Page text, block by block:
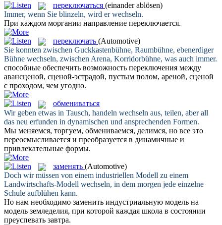
переключаться (einander ablösen)
Immer, wenn Sie blinzeln, wird erwechseln.
При каждом моргании направление переключается.
переключать (Automotive)
Sie konnten zwischen Guckkastenbühne, Raumbühne, ebenerdiger
Bühne wechseln, zwischen Arena, Korridorbühne, was auch immer.
способные обеспечить возможность переключения между
авансценой, сценой-эстрадой, пустым полом, ареной, сценой
с проходом, чем угодно.
обмениваться
Wir geben etwas in Tausch, handeln wechseln aus, teilen, aber all
das neu erfunden in dynamischen und ansprechenden Formen.
Мы меняемся, торгуем, обмениваемся, делимся, но все это
переосмысливается и преобразуется в динамичные и
привлекательные формы.
заменять (Automotive)
Doch wir müssen von einem industriellen Modell zu einem
Landwirtschafts-Modell wechseln, in dem morgen jede einzelne
Schule aufblühen kann.
Но нам необходимо заменить индустриальную модель на
модель земледелия, при которой каждая школа в состоянии
преуспевать завтра.